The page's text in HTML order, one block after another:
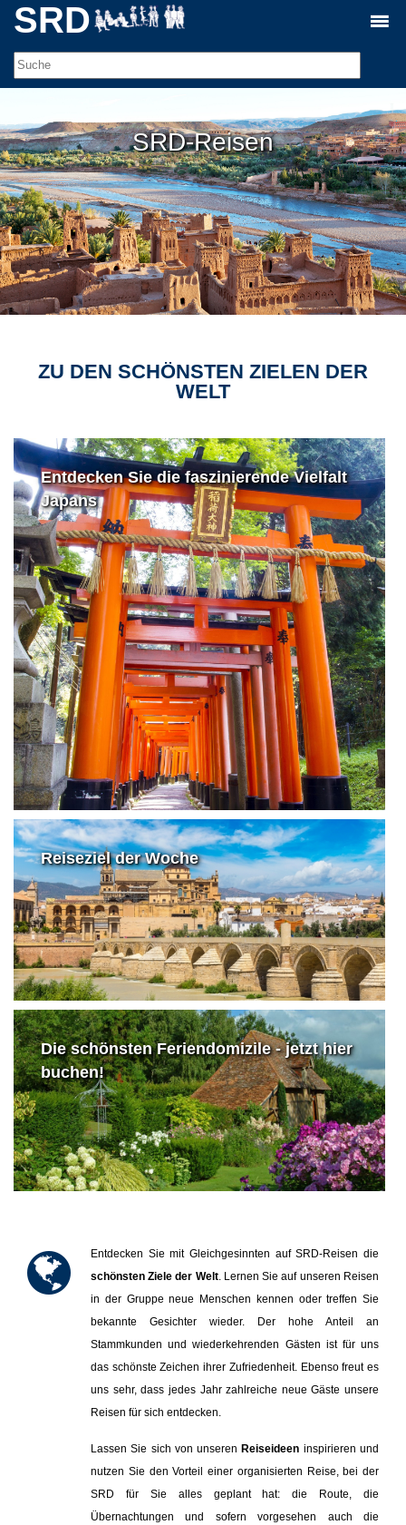
SRD
SRD-Reisen
ZU DEN SCHÖNSTEN ZIELEN DER
WELT
Entdecken Sie die faszinierende Vielfalt
Japans
Reiseziel der Woche
Die schönsten Feriendomizile - jetzt hier
buchen!
Entdecken Sie mit Gleichgesinnten auf SRD-Reisen die
schönsten Ziele der Welt. Lernen Sie auf unseren Reisen
in der Gruppe neue Menschen kennen oder treffen Sie
bekannte Gesichter wieder. Der hohe Anteil an
Stammkunden und wiederkehrenden Gästen ist für uns
das schönste Zeichen ihrer Zufriedenheit. Ebenso freut es
uns sehr, dass jedes Jahr zahlreiche neue Gäste unsere
Reisen für sich entdecken.
Lassen Sie sich von unseren Reiseideen inspirieren und
nutzen Sie den Vorteil einer organisierten Reise, bei der
SRD für Sie alles geplant hat: die Route, die
Übernachtungen und sofern vorgesehen auch die